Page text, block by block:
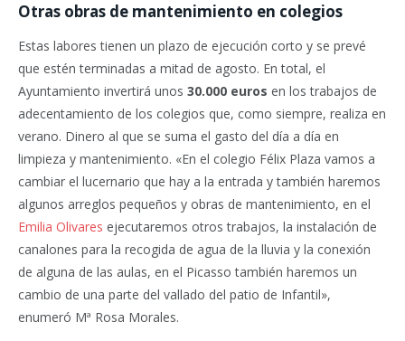
Otras obras de mantenimiento en colegios
Estas labores tienen un plazo de ejecución corto y se prevé
que estén terminadas a mitad de agosto. En total, el
Ayuntamiento invertirá unos 30.000 euros en los trabajos de
adecentamiento de los colegios que, como siempre, realiza en
verano. Dinero al que se suma el gasto del día a día en
limpieza y mantenimiento. «En el colegio Félix Plaza vamos a
cambiar el lucernario que hay a la entrada y también haremos
algunos arreglos pequeños y obras de mantenimiento, en el
Emilia Olivares ejecutaremos otros trabajos, la instalación de
canalones para la recogida de agua de la lluvia y la conexión
de alguna de las aulas, en el Picasso también haremos un
cambio de una parte del vallado del patio de Infantil»,
enumeró Mª Rosa Morales.